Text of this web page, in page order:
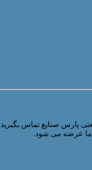
پارس صنایع تماس
دما عرضه می شود.